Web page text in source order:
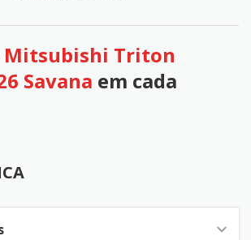
Mitsubishi Triton
Savana em cada